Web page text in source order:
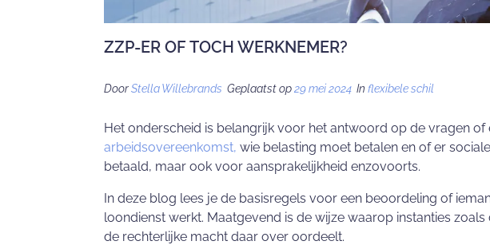
ZZP-ER OF TOCH WERKNEMER?
DoorStella Willebrands Geplaatst op29 mei 2024 In flexibele schil
Het onderscheid is belangrijk voor het antwoord op de vragen of
arbeidsovereenkomst, wie belasting moet betalen en of er
betaald, maar ook voor aansprakelijkheid enzovoorts.
In deze blog lees je de basisregels voor een beoordeling of
loondienst werkt. Maatgevend is de wijze waarop instanties
de rechterlijke macht daar over oordeelt.